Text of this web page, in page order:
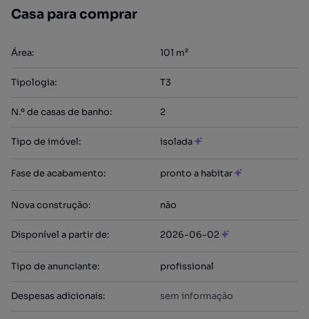
Casa para comprar
Área: 101 m²
Tipologia: T3
N.º de casas de banho: 2
Tipo de imóvel: isolada
Fase de acabamento: pronto a habitar
Nova construção: não
Disponível a partir de: 2026-06-02
Tipo de anunciante: profissional
Despesas adicionais: sem informação